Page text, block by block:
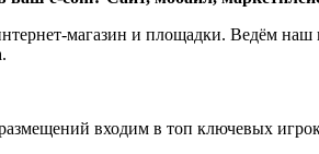
магазин и площадки. Ведём наш
входим в топ ключевых